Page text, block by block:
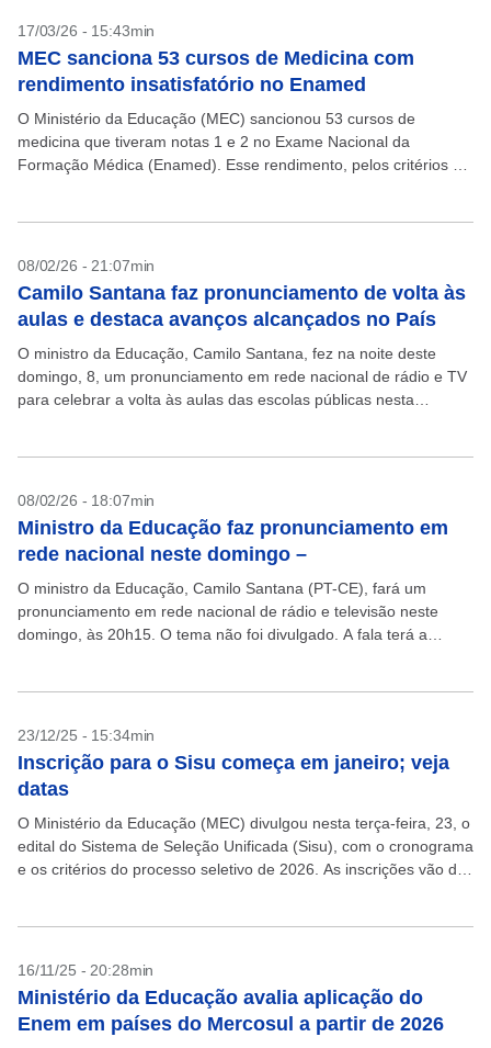
17/03/26 - 15:43min
MEC sanciona 53 cursos de Medicina com
rendimento insatisfatório no Enamed
O Ministério da Educação (MEC) sancionou 53 cursos de
medicina que tiveram notas 1 e 2 no Exame Nacional da
Formação Médica (Enamed). Esse rendimento, pelos critérios da
08/02/26 - 21:07min
Camilo Santana faz pronunciamento de volta às
aulas e destaca avanços alcançados no País
O ministro da Educação, Camilo Santana, fez na noite deste
domingo, 8, um pronunciamento em rede nacional de rádio e TV
para celebrar a volta às aulas das escolas públicas nesta
08/02/26 - 18:07min
Ministro da Educação faz pronunciamento em
rede nacional neste domingo –
O ministro da Educação, Camilo Santana (PT-CE), fará um
pronunciamento em rede nacional de rádio e televisão neste
domingo, às 20h15. O tema não foi divulgado. A fala terá a
23/12/25 - 15:34min
Inscrição para o Sisu começa em janeiro; veja
datas
O Ministério da Educação (MEC) divulgou nesta terça-feira, 23, o
edital do Sistema de Seleção Unificada (Sisu), com o cronograma
e os critérios do processo seletivo de 2026. As inscrições vão de
16/11/25 - 20:28min
Ministério da Educação avalia aplicação do
Enem em países do Mercosul a partir de 2026